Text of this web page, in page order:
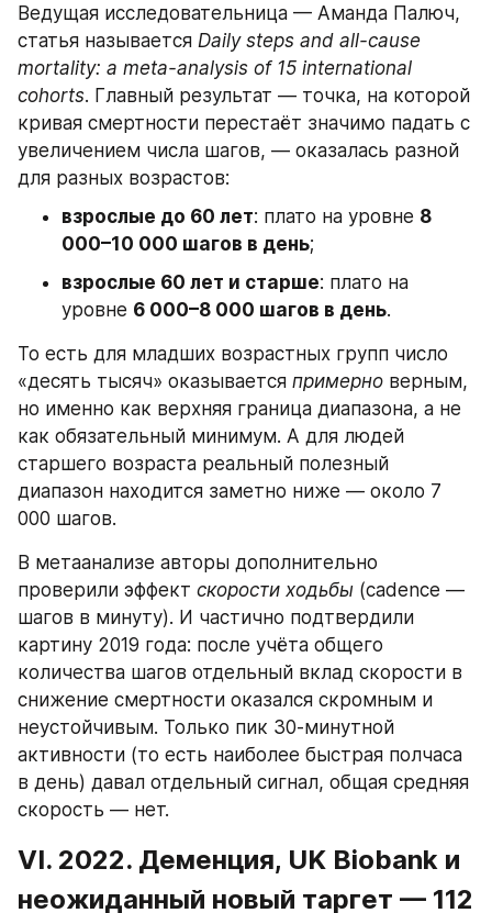
Ведущая исследовательница — Аманда Палюч,
статья называется Daily steps and all-cause
mortality: a meta-analysis of 15 international
cohorts. Главный результат — точка, на которой
кривая смертности перестаёт значимо падать с
увеличением числа шагов, — оказалась разной
для разных возрастов:
взрослые до 60 лет: плато на уровне 8
000–10 000 шагов в день;
взрослые 60 лет и старше: плато на
уровне 6 000–8 000 шагов в день.
То есть для младших возрастных групп число
«десять тысяч» оказывается примерно верным,
но именно как верхняя граница диапазона, а не
как обязательный минимум. А для людей
старшего возраста реальный полезный
диапазон находится заметно ниже — около 7
000 шагов.
В метаанализе авторы дополнительно
проверили эффект скорости ходьбы (cadence —
шагов в минуту). И частично подтвердили
картину 2019 года: после учёта общего
количества шагов отдельный вклад скорости в
снижение смертности оказался скромным и
неустойчивым. Только пик 30-минутной
активности (то есть наиболее быстрая полчаса
в день) давал отдельный сигнал, общая средняя
скорость — нет.
VI. 2022. Деменция, UK Biobank и
неожиданный новый таргет — 112